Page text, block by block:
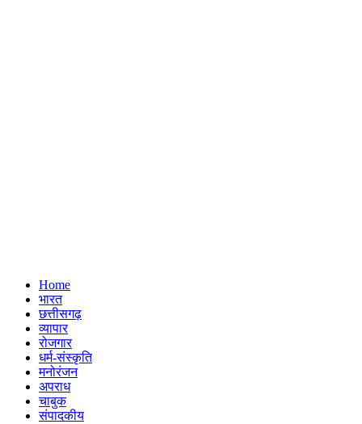
Home
भारत
छत्तीसगढ़
व्यापार
रोजगार
धर्म-संस्कृति
मनोरंजन
अपराध
चाबुक
संपादकीय